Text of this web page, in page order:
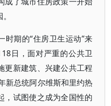
时期的“住房卫生运动”来
日，面对严重的公共卫
更新建筑、兴建公共工程
新总统阿尔维斯和里约热
，试图使之成为全国性的